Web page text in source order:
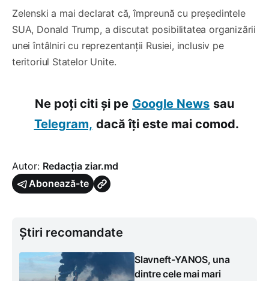
Zelenski a mai declarat că, împreună cu președintele
SUA, Donald Trump, a discutat posibilitatea organizării
unei întâlniri cu reprezentanții Rusiei, inclusiv pe
teritoriul Statelor Unite.
Ne poți citi și pe Google News sau
Telegram, dacă îți este mai comod.
Autor: Redacția ziar.md
Abonează-te
Știri recomandate
Slavneft-YANOS, una
dintre cele mai mari